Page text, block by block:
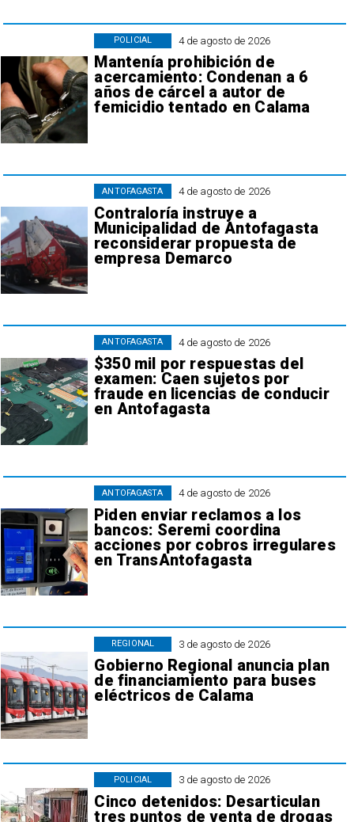
4 de agosto de 2026
Mantenía prohibición de
acercamiento: Condenan a 6
años de cárcel a autor de
femicidio tentado en Calama
POLICIAL
4 de agosto de 2026
Contraloría instruye a
Municipalidad de Antofagasta
reconsiderar propuesta de
empresa Demarco
ANTOFAGASTA
4 de agosto de 2026
$350 mil por respuestas del
examen: Caen sujetos por
fraude en licencias de conducir
en Antofagasta
ANTOFAGASTA
4 de agosto de 2026
Piden enviar reclamos a los
bancos: Seremi coordina
acciones por cobros irregulares
en TransAntofagasta
ANTOFAGASTA
3 de agosto de 2026
Gobierno Regional anuncia plan
de financiamiento para buses
eléctricos de Calama
REGIONAL
3 de agosto de 2026
Cinco detenidos: Desarticulan
tres puntos de venta de drogas
POLICIAL